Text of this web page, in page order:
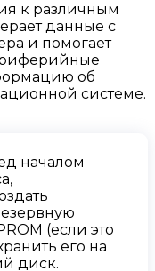
к различным
данные с
и помогает
об
системе.
началом
(если это
его на
диск.